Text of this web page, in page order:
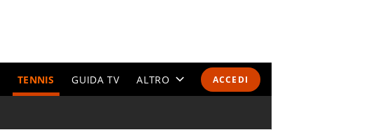
ACCEDI
TENNIS GUIDA TV ALTRO